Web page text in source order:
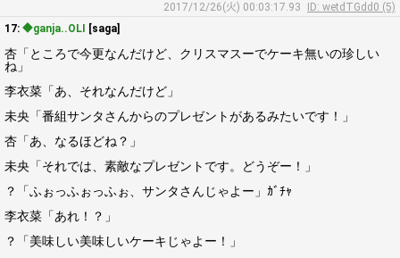
2017/12/26(火) 00:03:17.93
ID: wetdTGdd0 (5)
17: ◆ganja..OLI [saga]
杏「ところで今更なんだけど、クリスマスーでケーキ無いの珍しい
ね」
李衣菜「あ、それなんだけど」
未央「番組サンタさんからのプレゼントがあるみたいです！」
杏「あ、なるほどね？」
未央「それでは、素敵なプレゼントです。どうぞー！」
？「ふぉっふぉっふぉ、サンタさんじゃよー」ｶﾞﾁｬ
李衣菜「あれ！？」
？「美味しい美味しいケーキじゃよー！」